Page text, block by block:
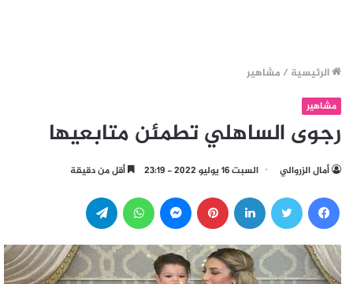
الرئيسية / مشاهير
مشاهير
رجوى الساهلي تطمئن متابعيها
أمال الزروالي السبت 16 يوليو 2022 - 23:19 أقل من دقيقة